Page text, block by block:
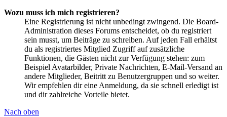
Wozu muss ich mich registrieren?
Eine Registrierung ist nicht unbedingt zwingend. Die Board-
Administration dieses Forums entscheidet, ob du registriert
sein musst, um Beiträge zu schreiben. Auf jeden Fall erhältst
du als registriertes Mitglied Zugriff auf zusätzliche
Funktionen, die Gästen nicht zur Verfügung stehen: zum
Beispiel Avatarbilder, Private Nachrichten, E-Mail-Versand an
andere Mitglieder, Beitritt zu Benutzergruppen und so weiter.
Wir empfehlen dir eine Anmeldung, da sie schnell erledigt ist
und dir zahlreiche Vorteile bietet.
Nach oben